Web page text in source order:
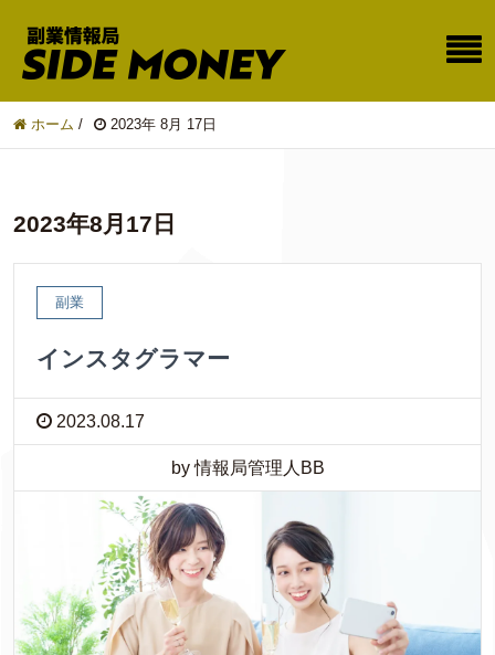
ホーム / 2023年 8月 17日
2023年8月17日
副業
インスタグラマー
2023.08.17
by 情報局管理人BB